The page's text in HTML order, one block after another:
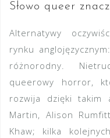
Słowo queer
Alternatywy
rynku
różnorodny.
queerowy horror,
rozwija dzięki takim
Martin, Alison
Khaw; kilka